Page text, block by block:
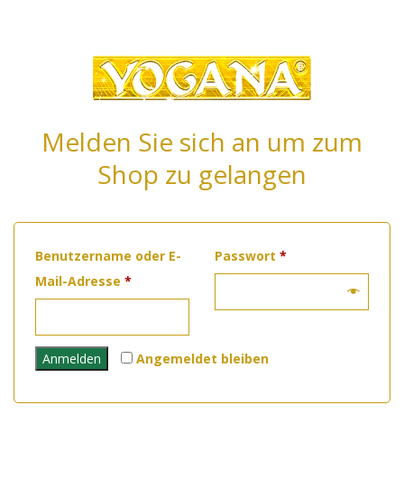
Melden Sie sich an um zum
Shop zu gelangen
Benutzername oder E-
Mail-Adresse *
Passwort*
Angemeldet bleiben
Anmelden